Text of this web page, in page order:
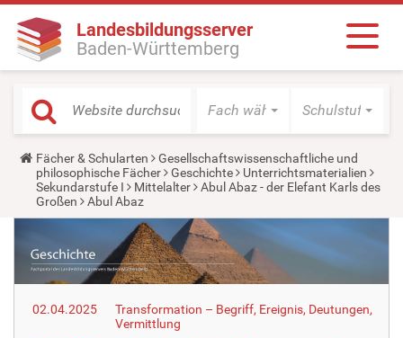
Landesbildungsserver
Baden-Württemberg
Fach wählen Schulstufe
Y
o
u
a
r
e
r
e
Fächer & Schularten
Gesellschaftswissenschaftliche und
philosophische Fächer
Geschichte
Unterrichtsmaterialien
Sekundarstufe I
Mittelalter
Abul Abaz - der Elefant Karls des
Großen
Abul Abaz
02.04.2025
Transformation – Begriff, Ereignis, Deutungen,
Vermittlung